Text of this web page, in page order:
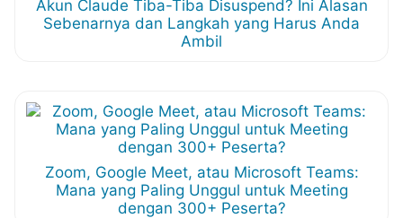
Akun Claude Tiba-Tiba Disuspend? Ini Alasan
Sebenarnya dan Langkah yang Harus Anda
Ambil
Zoom, Google Meet, atau Microsoft Teams:
Mana yang Paling Unggul untuk Meeting
dengan 300+ Peserta?